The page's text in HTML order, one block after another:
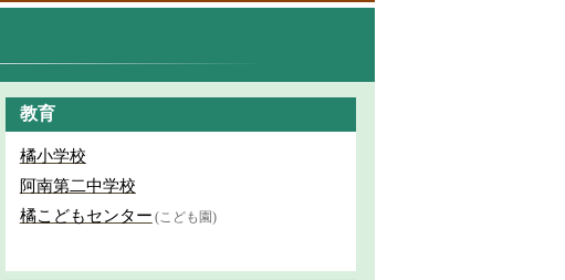
教育
橘小学校
阿南第二中学校
橘こどもセンター (こども園)